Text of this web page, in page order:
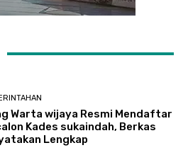
Warta wijaya Resmi Mendaftar
Kades sukaindah, Berkas
Lengkap